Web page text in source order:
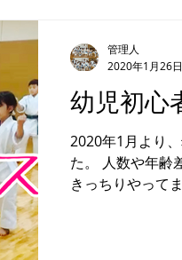
幼児初心
2020年1月より
た。 人数や年齢
きっちりやって
管理人
2020年1月26日